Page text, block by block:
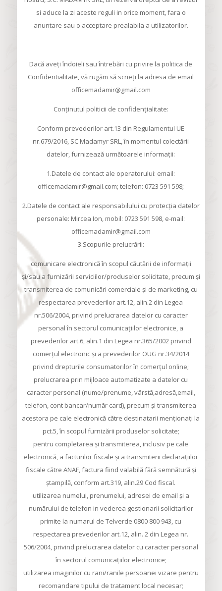
si aduce la zi aceste reguli in orice moment, fara o
anuntare sau o acceptare prealabila a utilizatorilor.
Dacă aveți îndoieli sau întrebări cu privire la politica de
Confidentialitate, vă rugăm să scrieți la adresa de email
officemadamir@gmail.com
Conținutul politicii de confidențialitate:
Conform prevederilor art.13 din Regulamentul UE
nr.679/2016, SC Madamyr SRL, în momentul colectării
datelor, furnizează următoarele informaţii:
1.Datele de contact ale operatorului: email:
officemadamir@gmail.com; telefon: 0723 591 598;
2.Datele de contact ale responsabilului cu protecţia datelor
personale: Mircea Ion, mobil: 0723 591 598, e-mail:
officemadamir@gmail.com
3.Scopurile prelucrării:
comunicare electronică în scopul căutării de informaţii
şi/sau a furnizării serviciilor/produselor solicitate, precum şi
transmiterea de comunicări comerciale şi de marketing, cu
respectarea prevederilor art.12, alin.2 din Legea
nr.506/2004, privind prelucrarea datelor cu caracter
personal în sectorul comunicaţiilor electronice, a
prevederilor art.6, alin.1 din Legea nr.365/2002 privind
comerţul electronic şi a prevederilor OUG nr.34/2014
privind drepturile consumatorilor în comerţul online;
prelucrarea prin mijloace automatizate a datelor cu
caracter personal (nume/prenume, vârstă,adresă,email,
telefon, cont bancar/număr card), precum şi transmiterea
acestora pe cale electronică către destinatarii menţionaţi la
pct.5, în scopul furnizării produselor solicitate;
pentru completarea şi transmiterea, inclusiv pe cale
electronică, a facturilor fiscale şi a transmiterii declaraţiilor
fiscale către ANAF, factura fiind valabilă fără semnătură şi
ştampilă, conform art.319, alin.29 Cod fiscal.
utilizarea numelui, prenumelui, adresei de email şi a
numărului de telefon in vederea gestionarii solicitarilor
primite la numarul de Telverde 0800 800 943, cu
respectarea prevederilor art.12, alin. 2 din Legea nr.
506/2004, privind prelucrarea datelor cu caracter personal
în sectorul comunicaţiilor electronice;
utilizarea imaginilor cu rani/ranile persoanei vizare pentru
recomandare tipului de tratament local necesar;